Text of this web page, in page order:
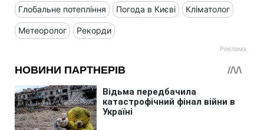
Глобальне потепління Погода в Києві Кліматолог
Метеоролог Рекорди